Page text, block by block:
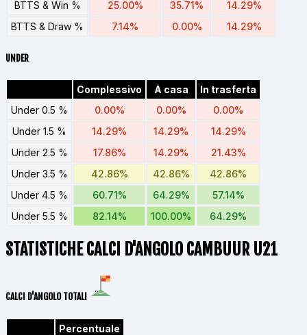
BTTS & Win %
25.00% 35.71%
14.29%
BTTS & Draw %
7.14% 0.00% 14.29%
UNDER
Complessivo A casa
In trasferta
Under 0.5 %
0.00% 0.00%
0.00%
Under 1.5 %
14.29% 14.29%
14.29%
Under 2.5 %
17.86% 14.29%
21.43%
Under 3.5 %
42.86% 42.86%
42.86%
Under 4.5 %
60.71% 64.29%
57.14%
Under 5.5 %
82.14% 100.00% 64.29%
STATISTICHE CALCI D'ANGOLO CAMBUUR U21
CALCI D'ANGOLO TOTALI
Percentuale